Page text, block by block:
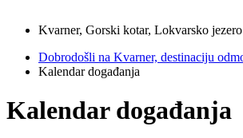
Kvarner, Gorski kotar, Lokvarsko jezero
Dobrodošli na Kvarner, destinaciju
Kalendar događanja
Kalendar događanja